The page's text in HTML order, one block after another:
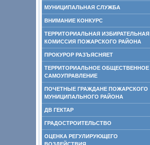
МУНИЦИПАЛЬНАЯ СЛУЖБА
ВНИМАНИЕ КОНКУРС
ТЕРРИТОРИАЛЬНАЯ ИЗБИРАТЕЛЬНАЯ
КОМИССИЯ ПОЖАРСКОГО РАЙОНА
ПРОКУРОР РАЗЪЯСНЯЕТ
ТЕРРИТОРИАЛЬНОЕ ОБЩЕСТВЕННОЕ
САМОУПРАВЛЕНИЕ
ПОЧЕТНЫЕ ГРАЖДАНЕ ПОЖАРСКОГО
МУНИЦИПАЛЬНОГО РАЙОНА
ДВ ГЕКТАР
ГРАДОСТРОИТЕЛЬСТВО
ОЦЕНКА РЕГУЛИРУЮЩЕГО